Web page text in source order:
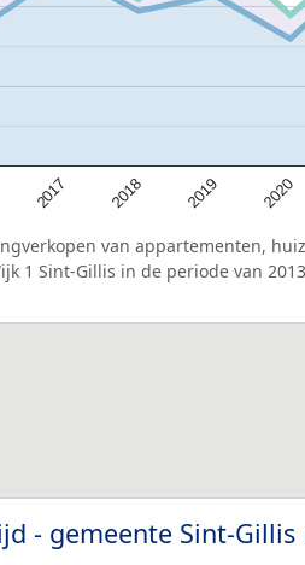
2017 2018 2019 2020
van appartementen,
1 Sint-Gillis in de periode van
- gemeente Sint-Gillis